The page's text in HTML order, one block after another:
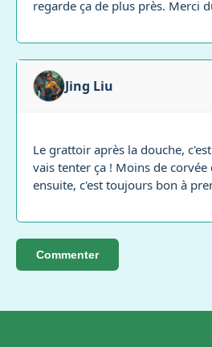
regarde ça de plus près. Merci
Jing Liu
Le grattoir après la douche,
vais tenter ça ! Moins de corvée
ensuite, c'est toujours bon à
Commenter